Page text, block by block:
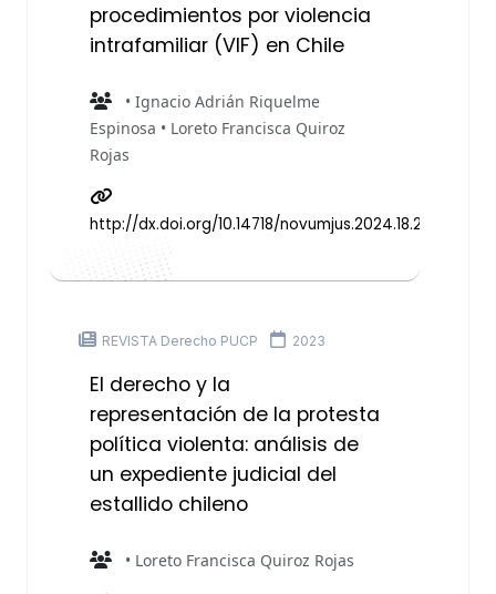
procedimientos por violencia
intrafamiliar (VIF) en Chile
• Ignacio Adrián Riquelme
Espinosa • Loreto Francisca Quiroz
Rojas
http://dx.doi.org/10.14718/novumjus.2024.18.2.7
REVISTA Derecho PUCP 2023
El derecho y la
representación de la protesta
política violenta: análisis de
un expediente judicial del
estallido chileno
• Loreto Francisca Quiroz Rojas